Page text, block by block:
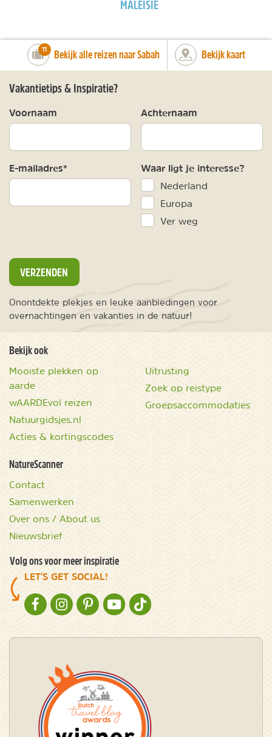
MALEISIË
number_of_trips:
11 Bekijk alle reizen naar Sabah Bekijk kaart
Vakantietips & Inspiratie?
Voornaam Achternaam
E-mailadres* Waar ligt je interesse?
Nederland
Europa
Ver weg
VERZENDEN
Onontdekte plekjes en leuke aanbiedingen voor
overnachtingen en vakanties in de natuur!
Bekijk ook
Mooiste plekken op
aarde
wAARDEvol reizen
Natuurgidsjes.nl
Acties & kortingscodes
Uitrusting
Zoek op reistype
Groepsaccommodaties
NatureScanner
Contact
Samenwerken
Over ons / About us
Nieuwsbrief
Volg ons voor meer inspiratie
LET'S GET SOCIAL!
NATURESCANNER OP FACEBOOK
NATURESCANNER OP INSTAGRAM
NATURESCANNER OP PINTEREST
NATURESCANNER OP YOUTUBE
NATURESCANNER OP TIKTOK